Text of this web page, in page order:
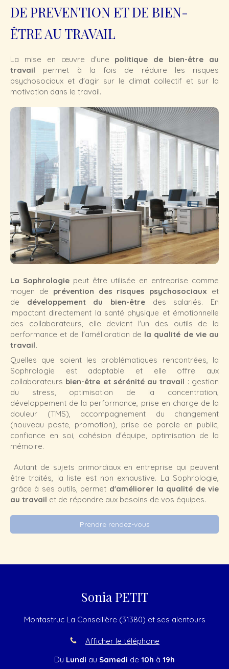
DE PREVENTION ET DE BIEN-
ÊTRE AU TRAVAIL
La mise en œuvre d'une politique de bien-être au
travail permet à la fois de réduire les risques
psychosociaux et d'agir sur le climat collectif et sur la
motivation dans le travail.
La Sophrologie peut être utilisée en entreprise comme
moyen de prévention des risques psychosociaux et
de développement du bien-être des salariés. En
impactant directement la santé physique et émotionnelle
des collaborateurs, elle devient l'un des outils de la
performance et de l'amélioration de la qualité de vie au
travail.
Quelles que soient les problématiques rencontrées, la
Sophrologie est adaptable et elle offre aux
collaborateurs bien-être et sérénité au travail : gestion
du stress, optimisation de la concentration,
développement de la performance, prise en charge de la
douleur (TMS), accompagnement du changement
(nouveau poste, promotion), prise de parole en public,
confiance en soi, cohésion d'équipe, optimisation de la
mémoire.
Autant de sujets primordiaux en entreprise qui peuvent
être traités, la liste est non exhaustive. La Sophrologie,
grâce à ses outils, permet d'améliorer la qualité de vie
au travail et de répondre aux besoins de vos équipes.
Prendre rendez-vous
Sonia PETIT
Montastruc La Conseillère (31380) et ses alentours
Afficher le téléphone
Du Lundi au Samedi de 10h à 19h